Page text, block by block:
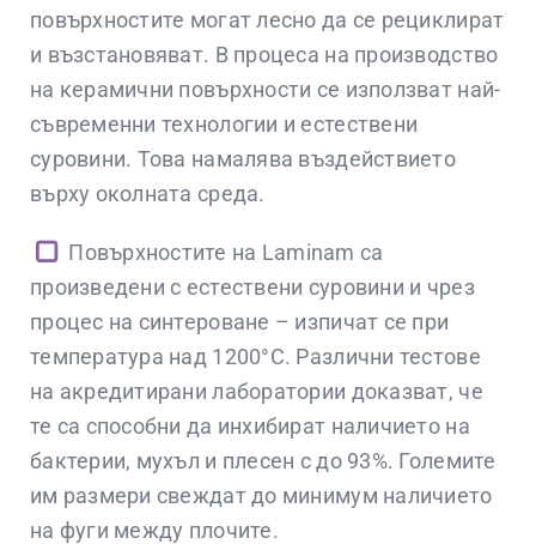
повърхностите могат лесно да се рециклират
и възстановяват. В процеса на производство
на керамични повърхности се използват най-
съвременни технологии и естествени
суровини. Това намалява въздействието
върху околната среда.
Повърхностите на Laminam са
произведени с естествени суровини и чрез
процес на синтероване – изпичат се при
температура над 1200°C. Различни тестове
на акредитирани лаборатории доказват, че
те са способни да инхибират наличието на
бактерии, мухъл и плесен с до 93%. Големите
им размери свеждат до минимум наличието
на фуги между плочите.